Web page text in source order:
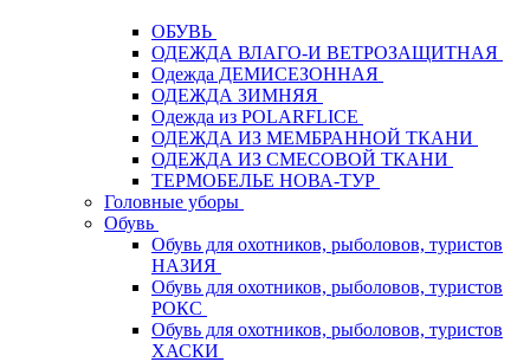
ОБУВЬ
ОДЕЖДА ВЛАГО-И ВЕТРОЗАЩИТНАЯ
Одежда ДЕМИСЕЗОННАЯ
ОДЕЖДА ЗИМНЯЯ
Одежда из POLARFLICE
ОДЕЖДА ИЗ МЕМБРАННОЙ ТКАНИ
ОДЕЖДА ИЗ СМЕСОВОЙ ТКАНИ
ТЕРМОБЕЛЬЕ НОВА-ТУР
Головные уборы
Обувь
Обувь для охотников, рыболовов, туристов
НАЗИЯ
Обувь для охотников, рыболовов, туристов
РОКС
Обувь для охотников, рыболовов, туристов
ХАСКИ